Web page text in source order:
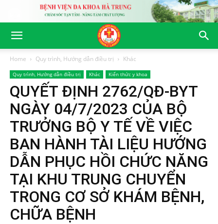
Home Quy trình, Hướng dẫn điều trị Khác
Quy trình, Hướng dẫn điều trị Khác Kiến thức y khoa
QUYẾT ĐỊNH 2762/QĐ-BYT
NGÀY 04/7/2023 CỦA BỘ
TRƯỞNG BỘ Y TẾ VỀ VIỆC
BAN HÀNH TÀI LIỆU HƯỚNG
DẪN PHỤC HỒI CHỨC NĂNG
TẠI KHU TRUNG CHUYỂN
TRONG CƠ SỞ KHÁM BỆNH,
CHỮA BỆNH